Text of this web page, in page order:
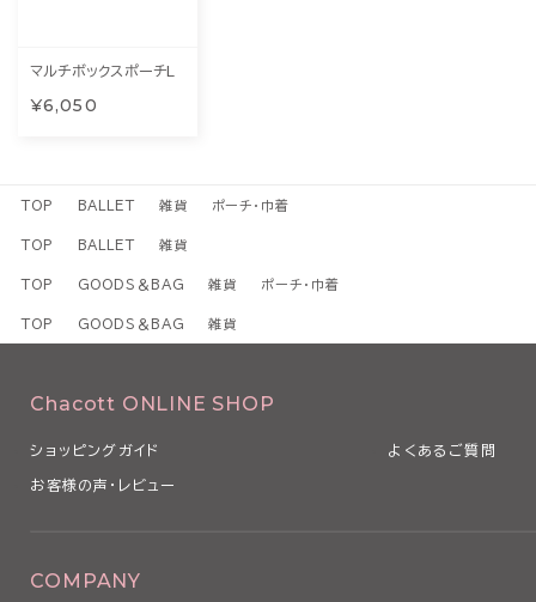
マルチボックスポーチL
¥6,050
TOP BALLET 雑貨 ポーチ・巾着
TOP BALLET 雑貨
TOP GOODS＆BAG 雑貨 ポーチ・巾着
TOP GOODS＆BAG 雑貨
Chacott ONLINE SHOP
ショッピングガイド よくあるご質問
お客様の声・レビュー
COMPANY